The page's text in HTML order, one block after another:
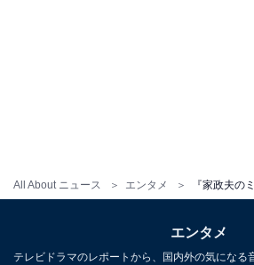
All About ニュース エンタメ
光、素子。村で4年に一度行われる
しょうか。気になる第3話は5月3日放
エンタメ
テレビドラマのレポートから、国内外の気になる